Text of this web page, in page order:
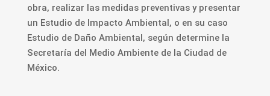
obra, realizar las medidas preventivas y presentar
un Estudio de Impacto Ambiental, o en su caso
Estudio de Daño Ambiental, según determine la
Secretaría del Medio Ambiente de la Ciudad de
México.